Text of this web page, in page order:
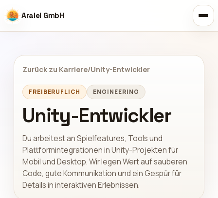
Aralel GmbH
Zurück zu Karriere/Unity-Entwickler
FREIBERUFLICH ENGINEERING
Unity-Entwickler
Du arbeitest an Spielfeatures, Tools und
Plattformintegrationen in Unity-Projekten für
Mobil und Desktop. Wir legen Wert auf sauberen
Code, gute Kommunikation und ein Gespür für
Details in interaktiven Erlebnissen.